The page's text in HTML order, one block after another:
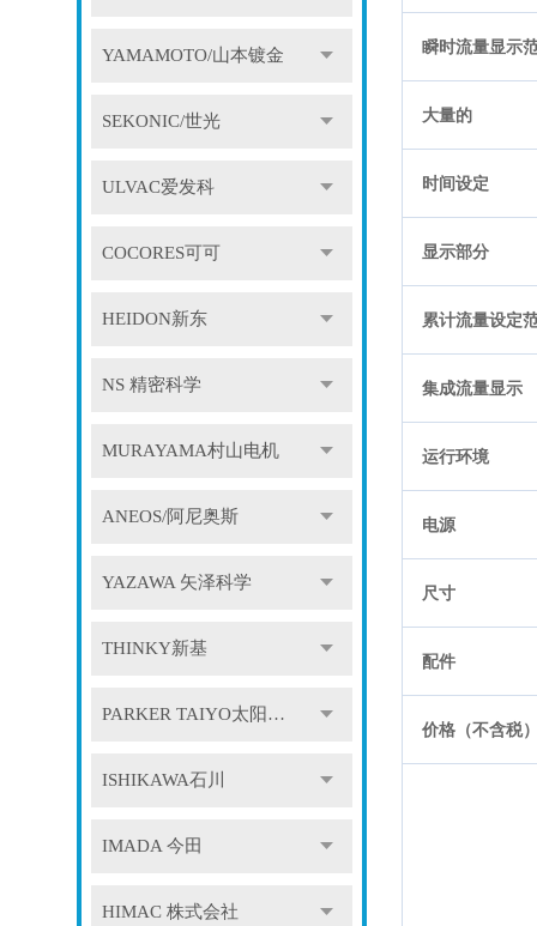
YAMAMOTO/山本镀金
SEKONIC/世光
ULVAC爱发科
COCORES可可
HEIDON新东
NS 精密科学
MURAYAMA村山电机
ANEOS/阿尼奥斯
YAZAWA 矢泽科学
THINKY新基
PARKER TAIYO太阳铁工
ISHIKAWA石川
IMADA 今田
HIMAC 株式会社
瞬时流量显示
大量的
时间设定
显示部分
累计流量设定
集成流量显示
运行环境
电源
尺寸
配件
价格（不含税